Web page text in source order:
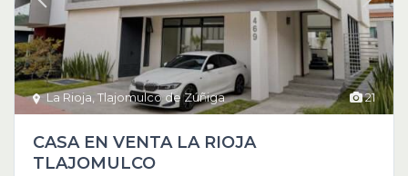
21
La Rioja ,Tlajomulco de Zúñiga
CASA EN VENTA LA RIOJA
TLAJOMULCO